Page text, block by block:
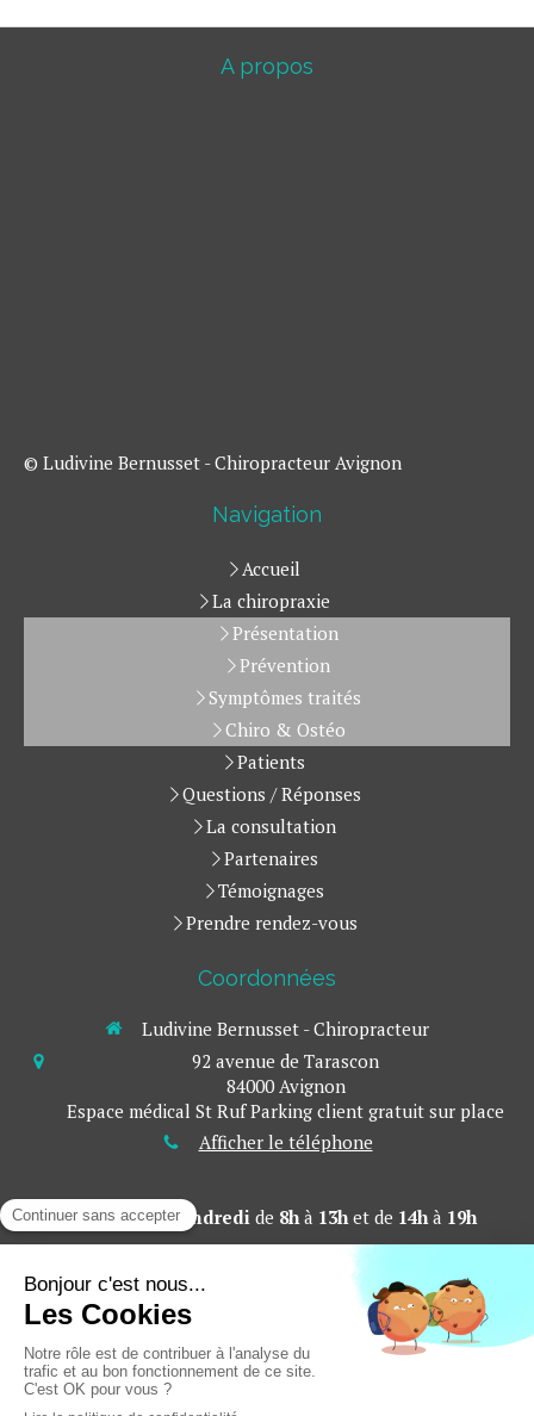
A propos
© Ludivine Bernusset - Chiropracteur Avignon
Navigation
Accueil
La chiropraxie
Présentation
Prévention
Symptômes traités
Chiro & Ostéo
Patients
Questions / Réponses
La consultation
Partenaires
Témoignages
Prendre rendez-vous
Coordonnées
Ludivine Bernusset - Chiropracteur
92 avenue de Tarascon
84000 Avignon
Espace médical St Ruf Parking client gratuit sur place
Afficher le téléphone
DuLundiauVendredi de 8h à 13h et de 14h à 19h
Mentions légales